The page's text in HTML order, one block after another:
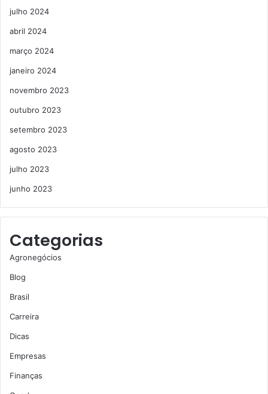
julho 2024
abril 2024
março 2024
janeiro 2024
novembro 2023
outubro 2023
setembro 2023
agosto 2023
julho 2023
junho 2023
Categorias
Agronegócios
Blog
Brasil
Carreira
Dicas
Empresas
Finanças